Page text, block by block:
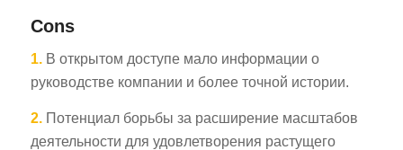
Cons
1.В открытом доступе мало информации о
руководстве компании и более точной истории.
2.Потенциал борьбы за расширение масштабов
деятельности для удовлетворения растущего